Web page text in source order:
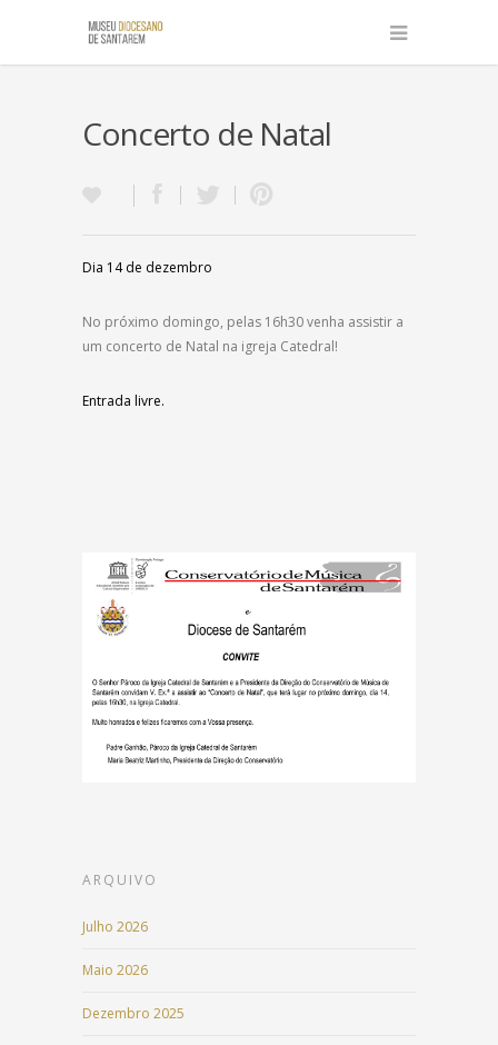
Concerto de Natal
Dia 14 de dezembro
No próximo domingo, pelas 16h30 venha assistir a
um concerto de Natal na igreja Catedral!
Entrada livre.
ARQUIVO
Julho 2026
Maio 2026
Dezembro 2025